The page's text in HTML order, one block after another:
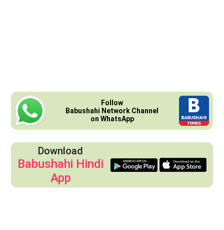
Follow
Babushahi Network Channel
on WhatsApp
Download
Babushahi Hindi
App